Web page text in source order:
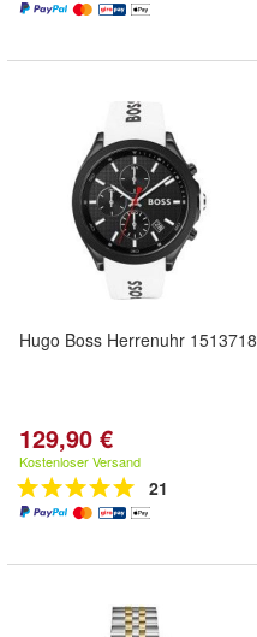
Hugo Boss Herrenuhr 1513718
129,90 €
Kostenloser Versand
21